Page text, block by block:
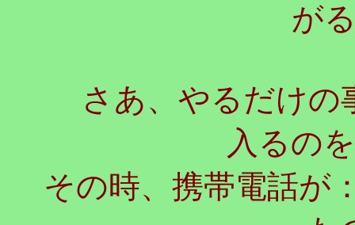
が
さあ、やるだけの
入るの
その時、携帯電話が